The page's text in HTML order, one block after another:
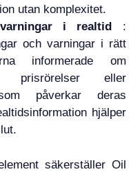
utan komplexitet.
i realtid :
och varningar i rätt
informerade om
prisrörelser eller
påverkar deras
hjälper
säkerställer Oil